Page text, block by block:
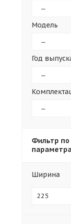
Модель
Год
Фильтр по
Ширина
225